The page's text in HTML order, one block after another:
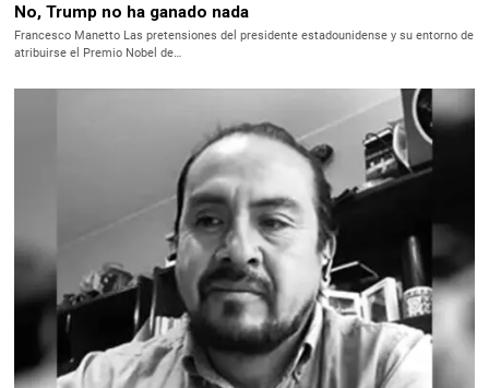
No, Trump no ha ganado nada
Francesco Manetto Las pretensiones del presidente estadounidense y su entorno de
atribuirse el Premio Nobel de…